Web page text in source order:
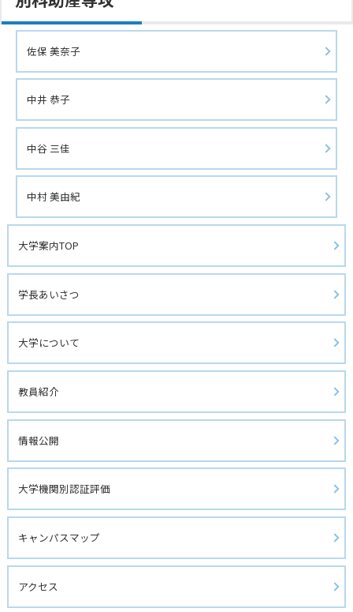
佐保 美奈子
中井 恭子
中谷 三佳
中村 美由紀
大学案内TOP
学長あいさつ
大学について
教員紹介
情報公開
大学機関別認証評価
キャンパスマップ
アクセス